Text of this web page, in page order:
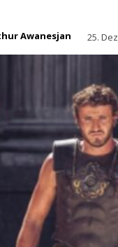
Awanesjan 25.